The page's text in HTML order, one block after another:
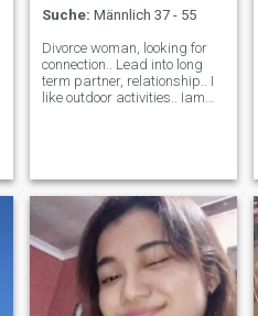
Suche: Männlich 37 - 55
Divorce woman, looking for
connection.. Lead into long
term partner, relationship.. I
like outdoor activities.. Iam
😁😁, I love new e